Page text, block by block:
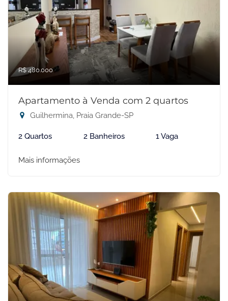
R$ 480.000
Apartamento à Venda com 2 quartos
Guilhermina, Praia Grande-SP
2 Quartos 2 Banheiros 1 Vaga
Mais informações